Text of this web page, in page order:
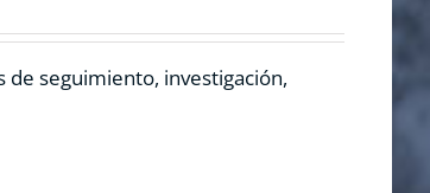
de seguimiento, investigación,